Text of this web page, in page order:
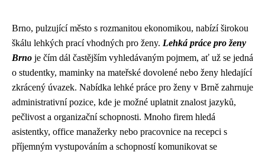
Brno, pulzující město s rozmanitou ekonomikou, nabízí širokou
škálu lehkých prací vhodných pro ženy. Lehká práce pro ženy
Brno je čím dál častějším vyhledávaným pojmem, ať už se jedná
o studentky, maminky na mateřské dovolené nebo ženy hledající
zkrácený úvazek. Nabídka lehké práce pro ženy v Brně zahrnuje
administrativní pozice, kde je možné uplatnit znalost jazyků,
pečlivost a organizační schopnosti. Mnoho firem hledá
asistentky, office manažerky nebo pracovnice na recepci s
příjemným vystupováním a schopností komunikovat se